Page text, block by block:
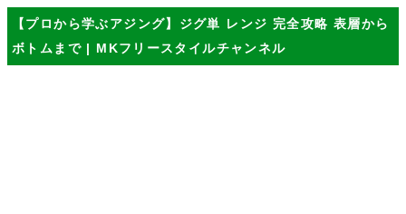
【プロから学ぶアジング】ジグ単 レンジ 完全攻略 表層から
ボトムまで | MKフリースタイルチャンネル